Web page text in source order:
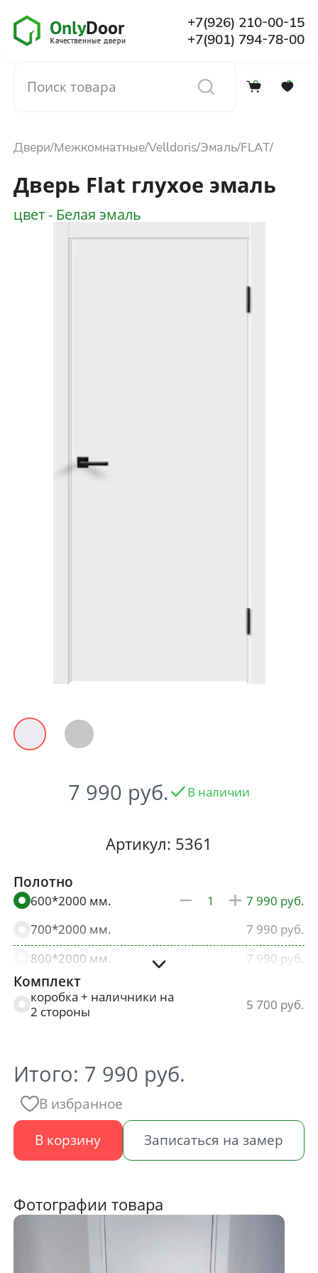
+7(926) 210-00-15
+7(901) 794-78-00
0 0
О компании
Установка
Двери Межкомнатные Velldoris Эмаль FLAT
Дверь Flat глухое эмаль
цвет - Белая эмаль
7 990 В наличии
Артикул: 5361
Полотно
600*2000 мм.
7 990
700*2000 мм.
7 990
800*2000 мм.
7 990
900*2000 мм.
Комплект
коробка + наличники на
2 стороны
5 700
Итого: 7 990 руб.
В избранное
В корзину
Записаться на замер
Фотографии товара